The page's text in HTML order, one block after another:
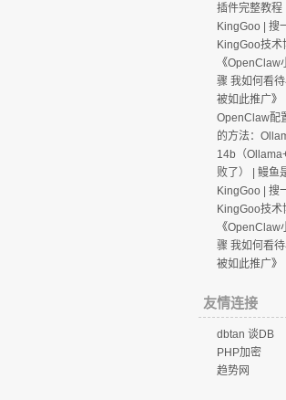
插件完整教程
KingGoo | 搜
KingGoo技术
《OpenClaw
骤 我如何看
被如此推广》
OpenClaw配
的方法：
14b（
败了） | 鳗鱼
KingGoo | 搜
KingGoo技术
《OpenClaw
骤 我如何看
被如此推广》
友情连接
dbtan 谈DB
PHP加密
趋势网